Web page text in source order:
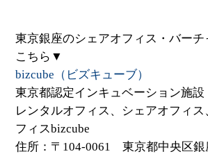
東京銀座のシェアオフィス・バー
こちら▼
bizcube（ビズキューブ）
東京都認定インキュベーション施設
レンタルオフィス、シェアオフィス
フィスbizcube
住所：〒104-0061 東京都中央区